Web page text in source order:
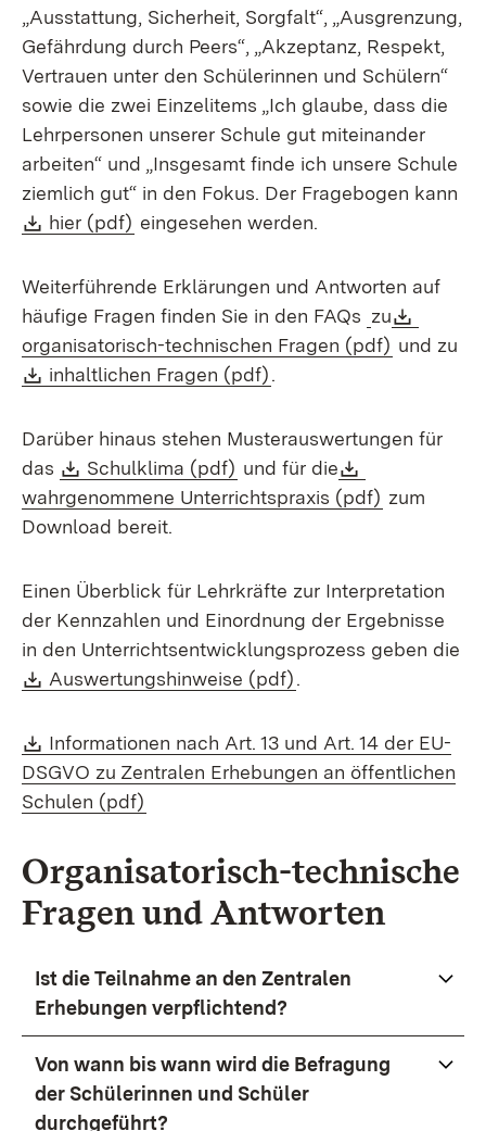
„Ausstattung, Sicherheit, Sorgfalt“, „Ausgrenzung,
Gefährdung durch Peers“, „Akzeptanz, Respekt,
Vertrauen unter den Schülerinnen und Schülern“
sowie die zwei Einzelitems „Ich glaube, dass die
Lehrpersonen unserer Schule gut miteinander
arbeiten“ und „Insgesamt finde ich unsere Schule
ziemlich gut“ in den Fokus. Der Fragebogen kann
Download:
hier (pdf) (Öffnet in neuem Fenster)
eingesehen werden.
Weiterführende Erklärungen und Antworten auf
häufige Fragen finden Sie in den FAQs zu
organisatorisch-technischen Fragen (pdf) (Öffnet in
und zu
Download:
inhaltlichen Fragen (pdf).
Darüber hinaus stehen Musterauswertungen für
das
Download:
Schulklima (pdf) (Öffnet in neuem Fenster)
und für die
wahrgenommene Unterrichtspraxis (pdf) (Öffnet in
zum
Download bereit.
Einen Überblick für Lehrkräfte zur Interpretation
der Kennzahlen und Einordnung der Ergebnisse
in den Unterrichtsentwicklungsprozess geben die
Download:
Auswertungshinweise (pdf).
Download:
Informationen nach Art. 13 und Art. 14 der EU-
DSGVO zu Zentralen Erhebungen an öffentlichen
Schulen (pdf)
Organisatorisch-technische
Fragen und Antworten
Ist die Teilnahme an den Zentralen
Erhebungen verpflichtend?
Von wann bis wann wird die Befragung
der Schülerinnen und Schüler
durchgeführt?